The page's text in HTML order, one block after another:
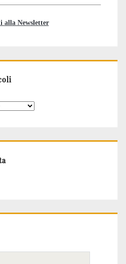
alla Newsletter